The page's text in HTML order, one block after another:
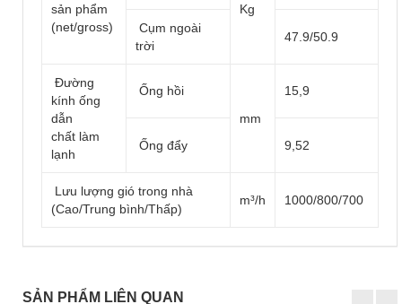
sản phẩm
(net/gross)
Kg
Cụm ngoài
trời
47.9/50.9
Đường
kính ống
dẫn
chất làm
lạnh
Ống hồi
mm
15,9
Ống đẩy 9,52
Lưu lượng gió trong nhà
(Cao/Trung bình/Thấp)
m³/h 1000/800/700
SẢN PHẨM LIÊN QUAN